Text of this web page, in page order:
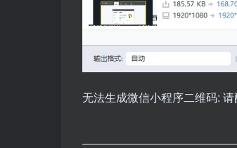
无法生成微信小程序二维码: